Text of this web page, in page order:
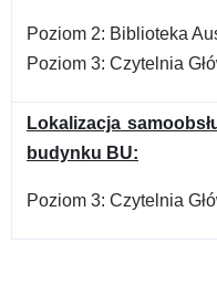
Poziom 2: Biblioteka
Poziom 3: Czytelnia
Lokalizacja
budynku BU:
Poziom 3: Czytelnia